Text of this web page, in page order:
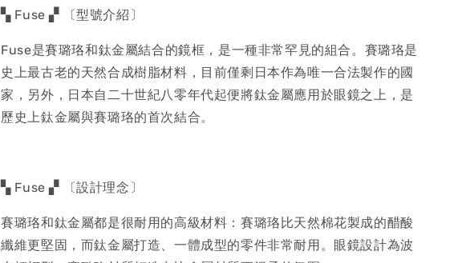
▚ Fuse ▞ 〔型號介紹〕
Fuse是賽璐珞和鈦金屬結合的鏡框，是一種非常罕見的組合。賽璐珞是
史上最古老的天然合成樹脂材料，目前僅剩日本作為唯一合法製作的國
家，另外，日本自二十世紀八零年代起便將鈦金屬應用於眼鏡之上，是
歷史上鈦金屬與賽璐珞的首次結合。
▚ Fuse ▞ 〔設計理念〕
賽璐珞和鈦金屬都是很耐用的高級材料：賽璐珞比天然棉花製成的醋酸
纖維更堅固，而鈦金屬打造、一體成型的零件非常耐用。眼鏡設計為波